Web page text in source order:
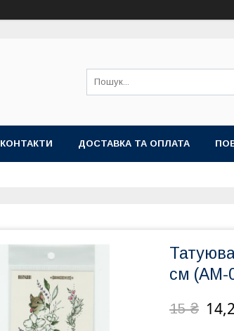
КОНТАКТИ ДОСТАВКА ТА ОПЛАТА
см (AM-
15 ₴